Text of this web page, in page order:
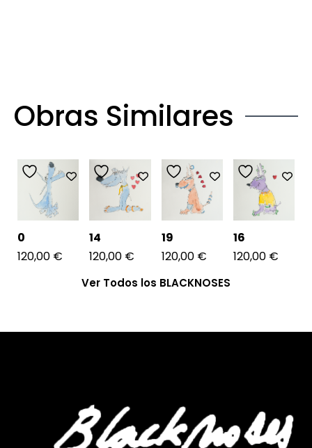
Obras Similares
0
120,00 €
14
120,00 €
19
120,00 €
16
120,00 €
Ver Todos los BLACKNOSES